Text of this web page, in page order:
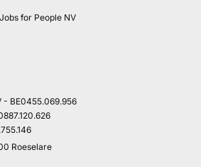
for People NV
- BE0455.069.956
Roeselare